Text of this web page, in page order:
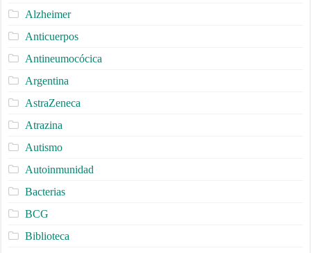
Alzheimer
Anticuerpos
Antineumocócica
Argentina
AstraZeneca
Atrazina
Autismo
Autoinmunidad
Bacterias
BCG
Biblioteca